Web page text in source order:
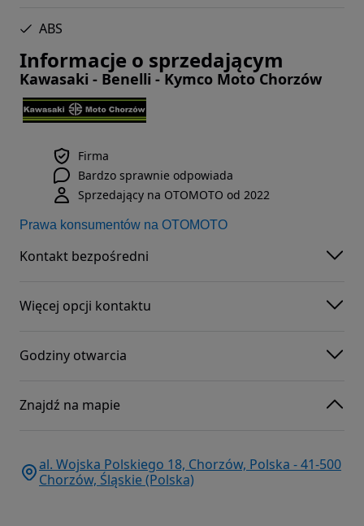
ABS
Informacje o sprzedającym
Kawasaki - Benelli - Kymco Moto Chorzów
Firma
Bardzo sprawnie odpowiada
Sprzedający na OTOMOTO od 2022
Prawa konsumentów na OTOMOTO
Kontakt bezpośredni
Więcej opcji kontaktu
Godziny otwarcia
Znajdź na mapie
al. Wojska Polskiego 18, Chorzów, Polska - 41-500
Chorzów, Śląskie (Polska)